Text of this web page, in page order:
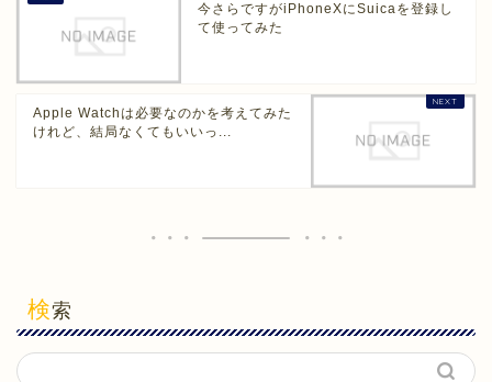
今さらですがiPhoneXにSuicaを登録し
て使ってみた
Apple Watchは必要なのかを考えてみた
けれど、結局なくてもいいっ...
検索